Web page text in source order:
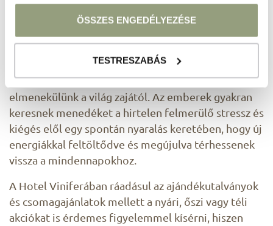
ÖSSZES ENGEDÉLYEZÉSE
TESTRESZABÁS
értékben és csomagokban érhetők el, így mindenki
megtalálhatja a számára legmegfelelőbbet.
lehetőség, amikor egy fárasztó nap után párunkkal
vagy kedvesünkkel úgy döntünk, hogy
elmenekülünk a világ zajától. Az emberek gyakran
keresnek menedéket a hirtelen felmerülő stressz és
kiégés elől egy spontán nyaralás keretében, hogy új
energiákkal feltöltődve és megújulva térhessenek
vissza a mindennapokhoz.
A Hotel Viniferában ráadásul az ajándékutalványok
és csomagajánlatok mellett a nyári, őszi vagy téli
akciókat is érdemes figyelemmel kísérni, hiszen